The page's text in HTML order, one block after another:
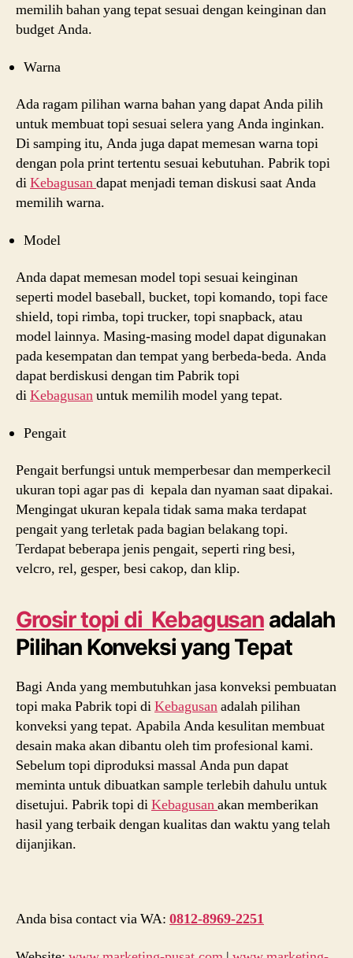
memilih bahan yang tepat sesuai dengan keinginan dan
budget Anda.
Warna
Ada ragam pilihan warna bahan yang dapat Anda pilih
untuk membuat topi sesuai selera yang Anda inginkan.
Di samping itu, Anda juga dapat memesan warna topi
dengan pola print tertentu sesuai kebutuhan. Pabrik topi
diKebagusandapat menjadi teman diskusi saat Anda
memilih warna.
Model
Anda dapat memesan model topi sesuai keinginan
seperti model baseball, bucket, topi komando, topi face
shield, topi rimba, topi trucker, topi snapback, atau
model lainnya. Masing-masing model dapat digunakan
pada kesempatan dan tempat yang berbeda-beda. Anda
dapat berdiskusi dengan tim Pabrik topi
diKebagusanuntuk memilih model yang tepat.
Pengait
Pengait berfungsi untuk memperbesar dan memperkecil
ukuran topi agar pas di kepala dan nyaman saat dipakai.
Mengingat ukuran kepala tidak sama maka terdapat
pengait yang terletak pada bagian belakang topi.
Terdapat beberapa jenis pengait, seperti ring besi,
velcro, rel, gesper, besi cakop, dan klip.
Grosir topi di Kebagusanadalah
Pilihan Konveksi yang Tepat
Bagi Anda yang membutuhkan jasa konveksi pembuatan
topi maka Pabrik topi diKebagusanadalah pilihan
konveksi yang tepat. Apabila Anda kesulitan membuat
desain maka akan dibantu oleh tim profesional kami.
Sebelum topi diproduksi massal Anda pun dapat
meminta untuk dibuatkan sample terlebih dahulu untuk
disetujui. Pabrik topi diKebagusanakan memberikan
hasil yang terbaik dengan kualitas dan waktu yang telah
dijanjikan.
Anda bisa contact via WA: 0812-8969-2251